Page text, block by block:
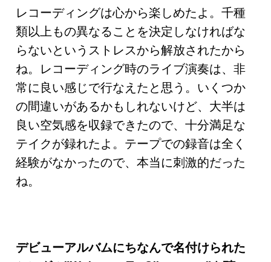
レコーディングは心から楽しめたよ。千種
類以上もの異なることを決定しなければな
らないというストレスから解放されたから
ね。レコーディング時のライブ演奏は、非
常に良い感じで行なえたと思う。いくつか
の間違いがあるかもしれないけど、大半は
良い空気感を収録できたので、十分満足な
テイクが録れたよ。テープでの録音は全く
経験がなかったので、本当に刺激的だった
ね。
デビューアルバムにちなんで名付けられた